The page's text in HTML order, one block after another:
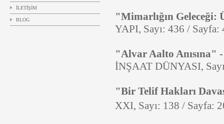
İLETİŞİM
BLOG
"Mimarlığın Geleceği:
YAPI, Sayı: 436 /
"Alvar Aalto Anısına"
İNŞAAT DÜNYASI,
"Bir Telif Hakları
XXI, Sayı: 138 / Sayfa: